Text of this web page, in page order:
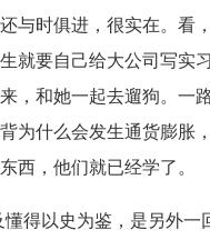
与时俱进，很实在。看
就要自己给大公司写实
，和她一起去遛狗。一
为什么会发生通货膨胀
西，他们就已经学了。
得以史为鉴，是另外